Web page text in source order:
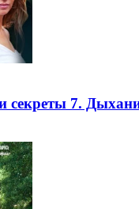
секреты 7.